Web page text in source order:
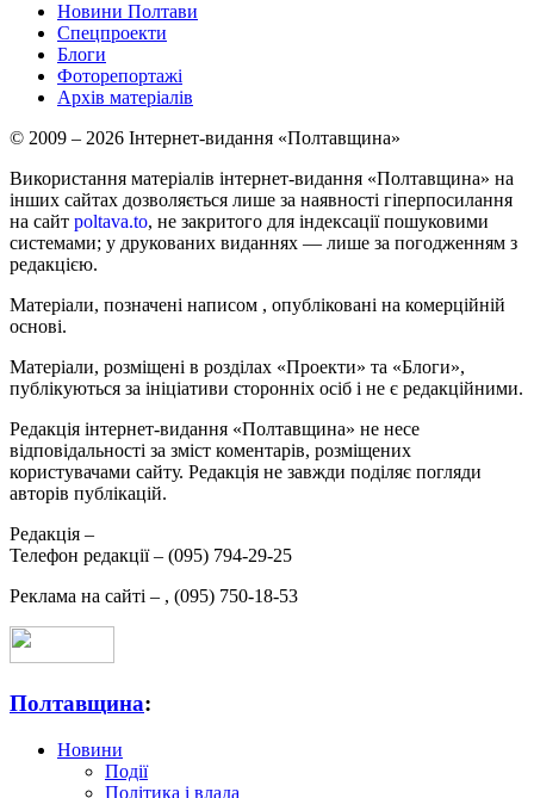
Новини Полтави
Спецпроекти
Блоги
Фоторепортажі
Архів матеріалів
© 2009 – 2026 Інтернет-видання «Полтавщина»
Використання матеріалів інтернет-видання «Полтавщина» на
інших сайтах дозволяється лише за наявності гіперпосилання
на сайт poltava.to, не закритого для індексації пошуковими
системами; у друкованих виданнях — лише за погодженням з
редакцією.
Матеріали, позначені написом , опубліковані на комерційній
основі.
Матеріали, розміщені в розділах «Проекти» та «Блоги»,
публікуються за ініціативи сторонніх осіб і не є редакційними.
Редакція інтернет-видання «Полтавщина» не несе
відповідальності за зміст коментарів, розміщених
користувачами сайту. Редакція не завжди поділяє погляди
авторів публікацій.
Редакція –
Телефон редакції – (095) 794-29-25
Реклама на сайті – , (095) 750-18-53
Полтавщина:
Новини
Події
Політика і влада